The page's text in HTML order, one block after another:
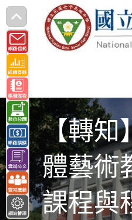
跳
轉
至
主
要
內
容
【轉知
體藝術
課程與